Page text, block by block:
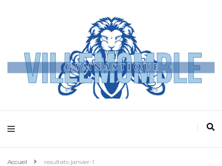
Villemomble
Gymnastique
Accueil resultats-janvier-1